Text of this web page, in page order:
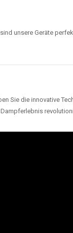
unsere Geräte
Sie die innovative